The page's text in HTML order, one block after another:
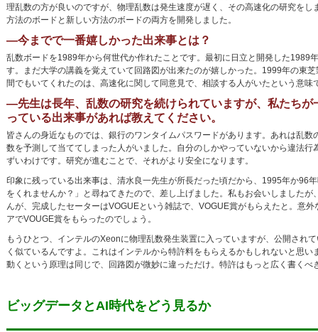
理乱数の方が良いのですが、物理乱数は発生速度が遅く、その高速化の研究を
方法のボードと新しい方法のボードの両方を開発しました。
―今までで一番嬉しかった出来事とは？
乱数ボードを1989年から何世代か作れたことです。最初に日立と開発した
す。まだ大学の講義を覚えていて回路図が出来たのが嬉しかった。1999年の東
間でもいてくれたのは、高速化に関して同意見で、相談する人がいたという意味
―先生は長年、乱数の研究を続けられていますが、私たち
っている出来事があれば教えてください。
皆さんの身近なものでは、銀行のワンタイムパスワードがあります。あれは乱
数を予測して当ててしまった人がいました。自分のしかやっていないから違法
ずいわけです。研究が進むことで、それがより安全になります。
印象に残っている出来事は、清水良一先生が所長だった頃だから、1995年か96
をくれませんか？」と尋ねてきたので、差し上げました。私もお会いしました
んが、完成したセーターはVOGUEという雑誌で、VOGUE賞がもらえたと。意
アでVOUGE賞をもらったのでしょう。
もうひとつ、インテルのXeonに物理乱数発生装置に入っていますが、公開され
く似ているんですよ。これはインテルから特許料をもらえるかもしれないと思
動くという原理は同じで、回路図が微妙に違っただけ。特許はもっと広く書く
ビッグデータとAI時代をどう見るか